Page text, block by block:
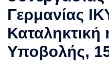
Γερμανίας
Καταληκτική
Υποβολής,